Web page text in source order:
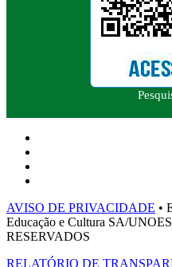
AVISO DE PRIVACIDADE •
Educação e Cultura SA/
RESERVADOS
RELATÓRIO DE